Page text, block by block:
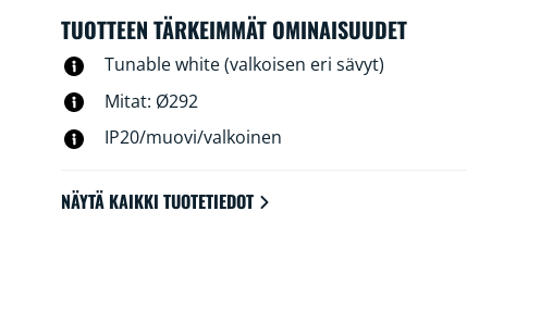
TUOTTEEN TÄRKEIMMÄT OMINAISUUDET
Tunable white (valkoisen eri sävyt)
Mitat: Ø292
IP20/muovi/valkoinen
NÄYTÄ KAIKKI TUOTETIEDOT